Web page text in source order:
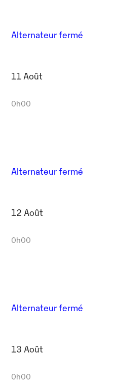
Alternateur fermé
11 Août
0h00
Alternateur fermé
12 Août
0h00
Alternateur fermé
13 Août
0h00